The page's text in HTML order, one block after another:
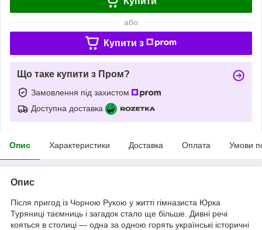
або
Купити з
Що таке купити з Пром?
Замовлення під захистом
Доступна доставка
Опис Характеристики Доставка Оплата Умови
Опис
Після пригод із Чорною Рукою у житті гімназиста Юрка
Туряниці таємниць і загадок стало ще більше. Дивні речі
кояться в столиці — одна за одною горять українські історичні